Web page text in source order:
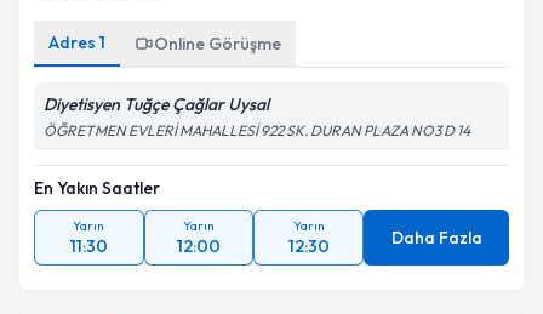
Adres 1 Online Görüşme
Diyetisyen Tuğçe Çağlar Uysal
ÖĞRETMEN EVLERİ MAHALLESİ 922 SK. DURAN PLAZA NO3 D 14
En Yakın Saatler
Yarın
11:30
Yarın
12:00
Yarın
12:30 Daha Fazla